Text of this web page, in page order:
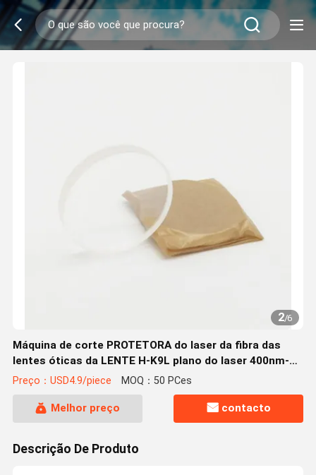
2/6
Máquina de corte PROTETORA do laser da fibra das
lentes óticas da LENTE H-K9L plano do laser 400nm-
700nmAR do filme 8*2mm da janela
Preço：USD4.9/piece MOQ：50 PCes
Melhor preço contacto
Descrição De Produto